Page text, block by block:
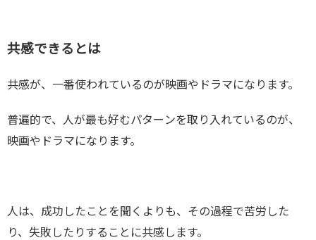
共感できるとは
共感が、一番使われているのが映画やドラマになります。
普遍的で、人が最も好むパターンを取り入れているのが、
映画やドラマになります。
人は、成功したことを聞くよりも、その過程で苦労した
り、失敗したりすることに共感します。